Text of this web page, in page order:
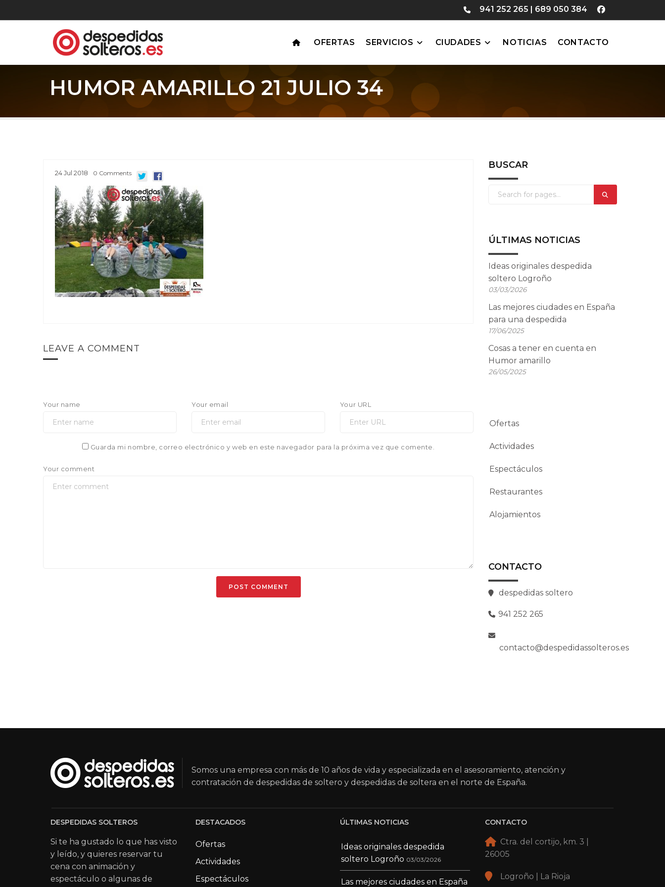
941 252 265 | 689 050 384
OFERTAS SERVICIOS CIUDADES NOTICIAS CONTACTO
HUMOR AMARILLO 21 JULIO 34
24Jul 2018 0 Comments
LEAVE A COMMENT
Your name Your email Your URL
Guarda mi nombre, correo electrónico y web en este navegador para la próxima vez que comente.
Your comment
BUSCAR
ÚLTIMAS NOTICIAS
Ideas originales despedida
soltero Logroño
03/03/2026
Las mejores ciudades en España
para una despedida
17/06/2025
Cosas a tener en cuenta en
Humor amarillo
26/05/2025
Ofertas
Actividades
Espectáculos
Restaurantes
Alojamientos
CONTACTO
despedidas soltero
941 252 265
contacto@despedidassolteros.es
Somos una empresa con más de 10 años de vida y especializada en el asesoramiento, atención y
contratación de despedidas de soltero y despedidas de soltera en el norte de España.
DESPEDIDAS SOLTEROS
Si te ha gustado lo que has visto
y leído, y quieres reservar tu
cena con animación y
espectáculo o algunas de
DESTACADOS
Ofertas
Actividades
Espectáculos
ÚLTIMAS NOTICIAS
Ideas originales despedida
soltero Logroño 03/03/2026
Las mejores ciudades en España
CONTACTO
Ctra. del cortijo, km. 3 |
26005
Logroño | La Rioja